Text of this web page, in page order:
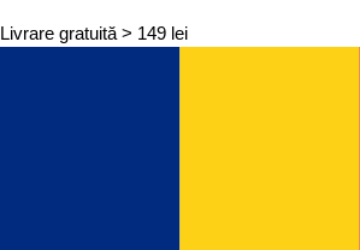
Livrare gratuită > 149 lei